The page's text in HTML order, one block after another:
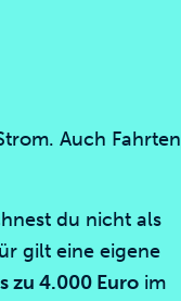
Auch Fahrten
du nicht als
gilt eine eigene
zu 4.000 Euro im